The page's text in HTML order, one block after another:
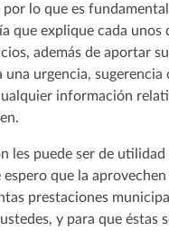
lo que es
que explique cada unos
además de aportar
urgencia, sugerencia
información
les puede ser de
que la
prestaciones
y para que éstas